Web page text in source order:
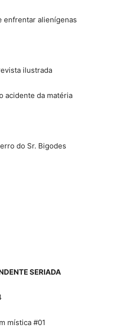
enfrentar alienígenas
ilustrada
acidente da matéria
do Sr. Bigodes
SERIADA
mística #01